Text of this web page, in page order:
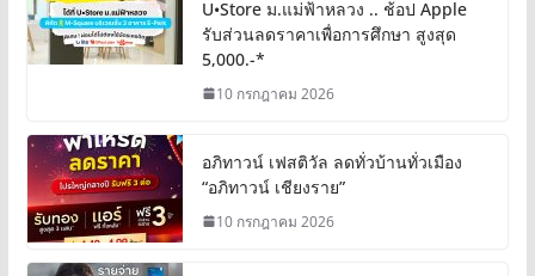
U•Store ม.แม่ฟ้าหลวง .. ช้อป Apple
รับส่วนลดราคาเพื่อการศึกษา สูงสุด
5,000.-*
10 กรกฎาคม 2026
อภิทาวน์ เฟสติวัล ลดทั่วบ้านทั่วเมือง
“อภิทาวน์ เชียงราย”
10 กรกฎาคม 2026